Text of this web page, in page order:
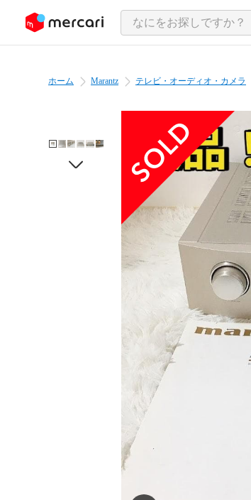
ツにスキップ
ホーム Marantz テレビ・オーディオ・カメラ